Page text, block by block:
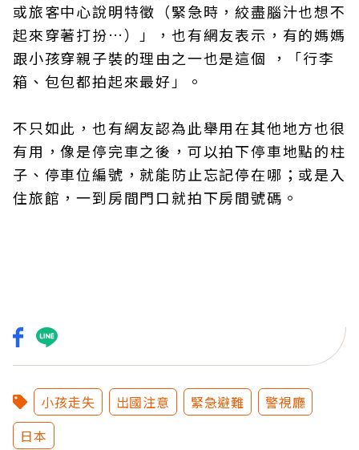
或旅客中心說明特徵（緊急時，絞盡腦汁也想不
起來穿著打扮…）」，也有網友表示，有的媽媽
跟小孩穿親子裝的理由之一也是這個 ，「行李
箱、包包都拍起來最好」。
不只如此，也有網友認為此舉用在其他地方也很
有用，像是停完車之後，可以拍下停車地點的柱
子、停車位編號，就能防止忘記停在哪；或是入
住旅館，一到房間門口就拍下房間號碼。
小孩走失 出國注意 緊急避難
警視廳
日本